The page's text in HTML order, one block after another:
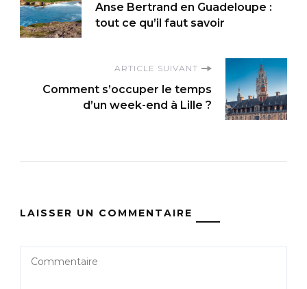
d'article
Anse Bertrand en Guadeloupe :
tout ce qu’il faut savoir
ARTICLE SUIVANT
Comment s’occuper le temps
d’un week-end à Lille ?
LAISSER UN COMMENTAIRE